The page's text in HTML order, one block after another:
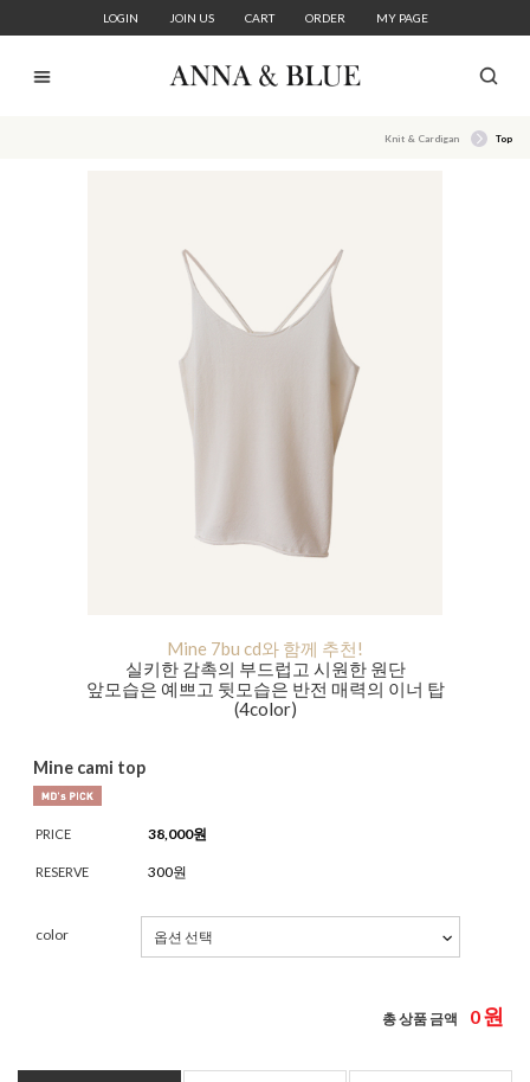
LOGIN JOIN US CART ORDER MY PAGE
Knit & Cardigan Top
Mine 7bu cd와 함께 추천!
실키한 감촉의 부드럽고 시원한 원단
앞모습은 예쁘고 뒷모습은 반전 매력의 이너 탑
(4color)
Mine cami top
PRICE 38,000원
RESERVE 300원
color
총 상품 금액 0원